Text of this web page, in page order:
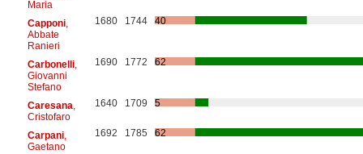
Maria
Capponi,
Abbate
Ranieri
1680 1744 40
Carbonelli,
Giovanni
Stefano
1690 1772 62
Caresana
Cristofaro
1640 1709 5
Carpani,
Gaetano
1692 1785 62